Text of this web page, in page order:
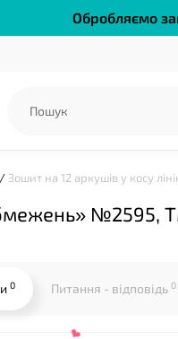
Обробляємо
Зошит на 12 аркушів у косу
№2595,
0 Питання - відповідь 0